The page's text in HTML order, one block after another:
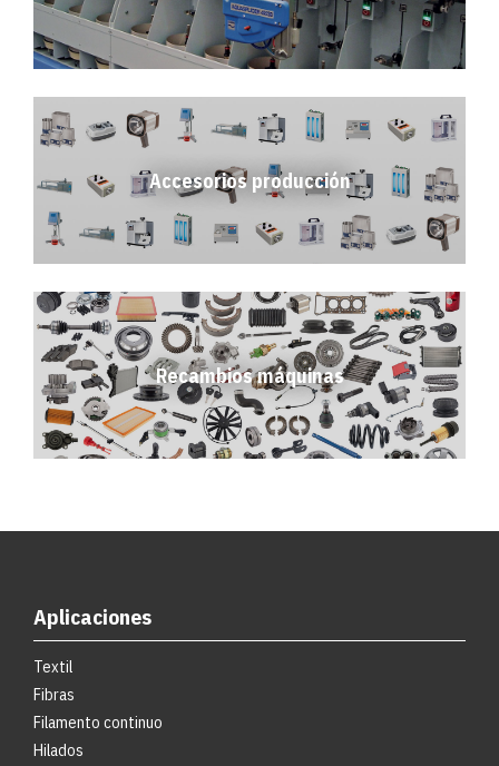
Accesorios producción
Recambios máquinas
Aplicaciones
Textil
Fibras
Filamento continuo
Hilados